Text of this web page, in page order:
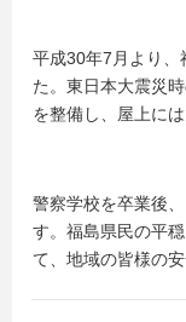
平成30年7月より、
た。東日本大震災
を整備し、屋上に
警察学校を卒業後
す。福島県民の平
て、地域の皆様の